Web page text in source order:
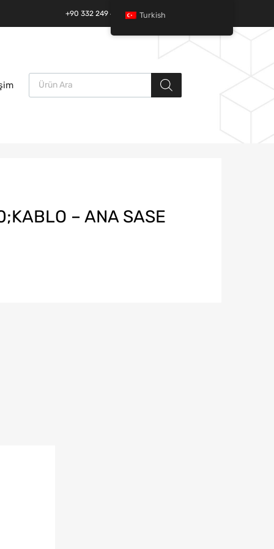
+90 332 249 49 01 | +90 532 685 32 42
Ürün arama
– ANA SASE
Turkish